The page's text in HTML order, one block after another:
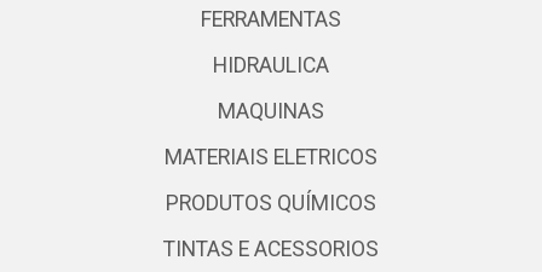
FERRAMENTAS
HIDRAULICA
MAQUINAS
MATERIAIS ELETRICOS
PRODUTOS QUÍMICOS
TINTAS E ACESSORIOS